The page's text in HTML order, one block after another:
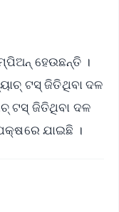
ହେଉଛନ୍ତି ।
ଟସ୍ ଜିତିଥିବା ଦଳ
ଟସ୍ ଜିତିଥିବା ଦଳ
ଯାଇଛି ।